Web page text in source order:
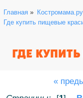
Главная » Костромама.ру
Где купить пищевые
ГДЕ
«